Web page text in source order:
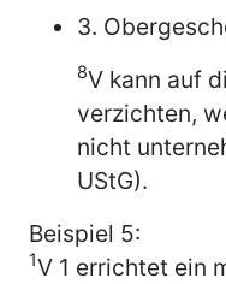
3.
8V kann auf
verzichten,
nicht
UStG).
Beispiel 5:
1V 1 errichtet ein